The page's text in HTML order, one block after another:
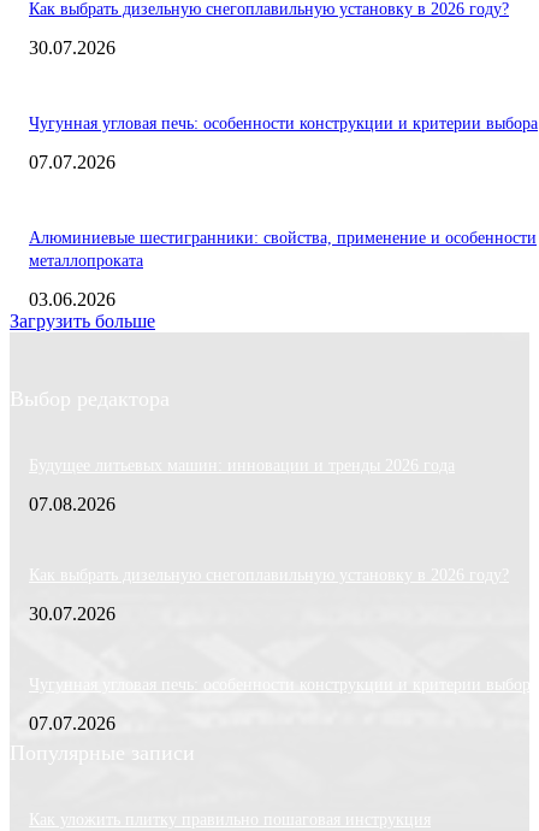
Как выбрать дизельную снегоплавильную установку в 2026 году?
30.07.2026
Чугунная угловая печь: особенности конструкции и критерии выбора
07.07.2026
Алюминиевые шестигранники: свойства, применение и особенности
металлопроката
03.06.2026
Загрузить больше
Выбор редактора
Будущее литьевых машин: инновации и тренды 2026 года
07.08.2026
Как выбрать дизельную снегоплавильную установку в 2026 году?
30.07.2026
Чугунная угловая печь: особенности конструкции и критерии выбора
07.07.2026
Популярные записи
Как уложить плитку правильно пошаговая инструкция